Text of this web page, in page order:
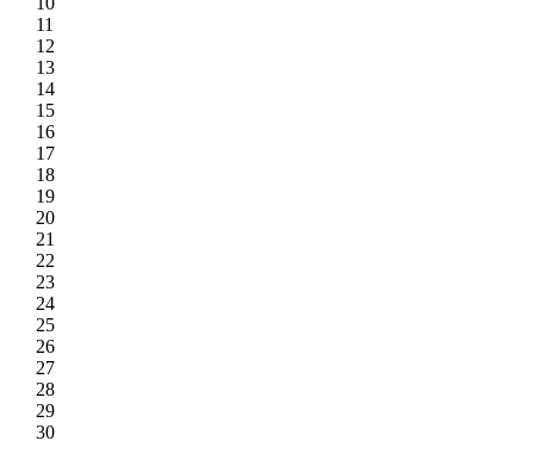
11
12
13
14
15
16
17
18
19
20
21
22
23
24
25
26
27
28
29
30